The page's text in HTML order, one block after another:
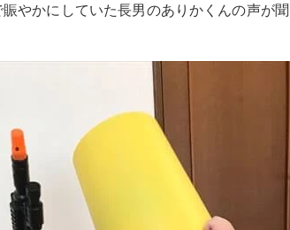
やかにしていた長男のありかくんの声が